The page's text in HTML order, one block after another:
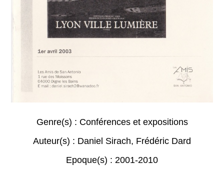
Genre(s) : Conférences et expositions
Auteur(s) : Daniel Sirach, Frédéric Dard
Epoque(s) : 2001-2010